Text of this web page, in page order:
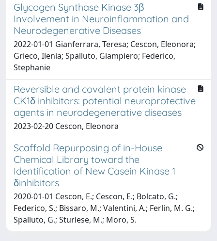
Glycogen Synthase Kinase 3β
Involvement in Neuroinflammation and
Neurodegenerative Diseases
2022-01-01 Gianferrara, Teresa; Cescon, Eleonora;
Grieco, Ilenia; Spalluto, Giampiero; Federico,
Stephanie
Reversible and covalent protein kinase
CK1δ inhibitors: potential neuroprotective
agents in neurodegenerative diseases
2023-02-20 Cescon, Eleonora
Scaffold Repurposing of in-House
Chemical Library toward the
Identification of New Casein Kinase 1
δinhibitors
2020-01-01 Cescon, E.; Cescon, E.; Bolcato, G.;
Federico, S.; Bissaro, M.; Valentini, A.; Ferlin, M. G.;
Spalluto, G.; Sturlese, M.; Moro, S.